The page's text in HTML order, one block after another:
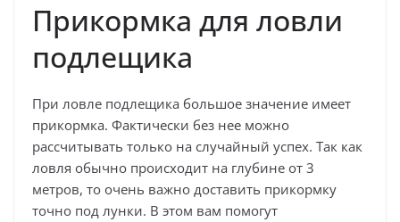
Прикормка для ловли
подлещика
При ловле подлещика большое значение имеет
прикормка. Фактически без нее можно
рассчитывать только на случайный успех. Так как
ловля обычно происходит на глубине от 3
метров, то очень важно доставить прикормку
точно под лунки. В этом вам помогут